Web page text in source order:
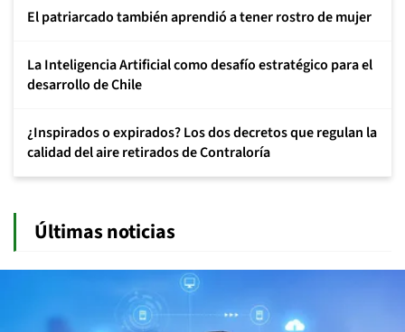
El patriarcado también aprendió a tener rostro de mujer
La Inteligencia Artificial como desafío estratégico para el
desarrollo de Chile
¿Inspirados o expirados? Los dos decretos que regulan la
calidad del aire retirados de Contraloría
Últimas noticias